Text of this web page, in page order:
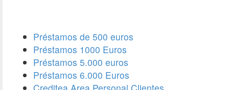
Préstamos de 500 euros
Préstamos 1000 Euros
Préstamos 5.000 euros
Préstamos 6.000 Euros